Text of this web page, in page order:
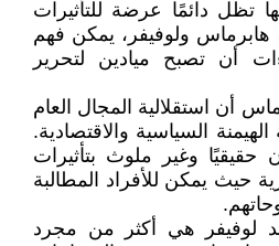
تظل دائمًا عرضة للتأثيرات
هابرماس ولوفيفر، يمكن فهم
أن تصبح ميادين لتحرير
أن استقلالية المجال العام
السياسية والاقتصادية.
حقيقيًا وغير ملوث بتأثيرات
حيث يمكن للأفراد المطالبة
لوفيفر هي أكثر من مجرد